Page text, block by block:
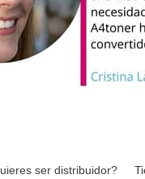
ser distribuidor?